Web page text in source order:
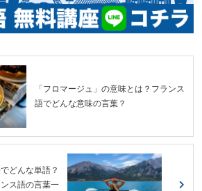
「フロマージュ」の意味とは？フランス
語でどんな意味の言葉？
どんな単語？
ス語の言葉一